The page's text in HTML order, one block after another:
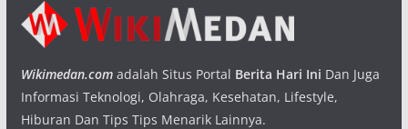
Wikimedan.comadalah Situs Portal Berita Hari Ini Dan Juga
Informasi Teknologi, Olahraga, Kesehatan, Lifestyle,
Hiburan Dan Tips Tips Menarik Lainnya.